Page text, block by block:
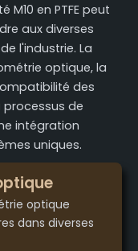
M10 en PTFE peut
aux diverses
l'industrie. La
optique, la
des
de
intégration
uniques.
optique
dans diverses